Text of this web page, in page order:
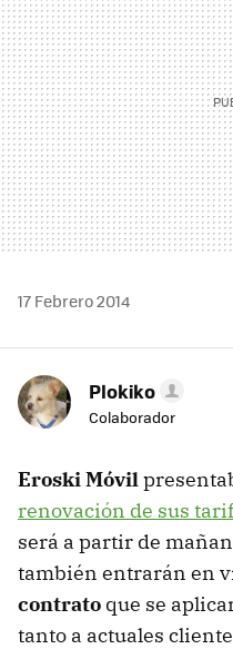
17 Febrero 2014
Plokiko
Colaborador
Eroski Móvil
renovación de sus
será a partir de
también entrarán en
contrato que se
tanto a actuales